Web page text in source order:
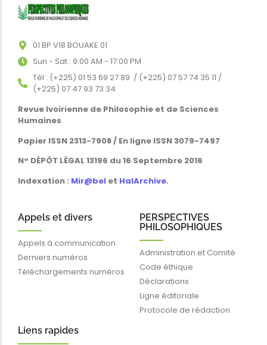
01 BP V18 BOUAKE 01
Sun - Sat : 9:00 AM - 17:00 PM
Tél : (+225) 01 53 69 27 89 / (+225) 07 57 74 35 11 /
(+225) 07 47 93 73 34
Revue Ivoirienne de Philosophie et de Sciences
Humaines
Papier ISSN 2313-7908 / En ligne ISSN 3079-7497
N° DÉPÔT LÉGAL 13196 du 16 Septembre 2016
Indexation : Mir@bel et HalArchive.
Appels et divers
Appels à communication
Derniers numéros
Téléchargements numéros
PERSPECTIVES
PHILOSOPHIQUES
Administration et Comité
Code éthique
Déclarations
Ligne éditoriale
Protocole de rédaction
Liens rapides